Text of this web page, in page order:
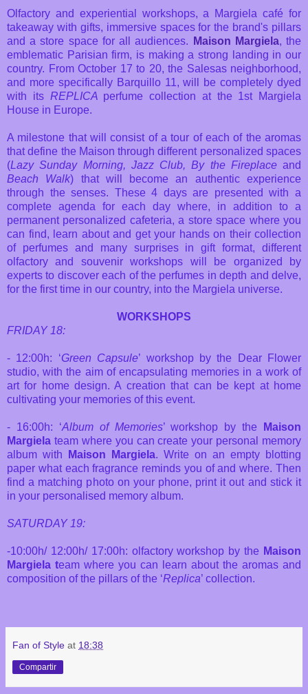
Olfactory and experiential workshops, a Margiela café for
takeaway with gifts, immersive spaces for the brand's pillars
and a store space for all audiences.
Maison Margiela, the
emblematic Parisian firm, is making a strong landing in our
country. From October 17 to 20, the Salesas neighborhood,
and more specifically Barquillo 11, will be completely dyed
with its REPLICA perfume collection at the 1st Margiela
House in Europe.
A milestone that will consist of a tour of each of the aromas
that define the Maison through different personalized spaces
(Lazy Sunday Morning, Jazz Club, By the Fireplace and
Beach Walk) that will become an authentic experience
through the senses. These 4 days are presented with a
complete agenda for each day where, in addition to a
permanent personalized cafeteria, a store space where you
can find, learn about and get your hands on their collection
of perfumes and many surprises in gift format, different
olfactory and souvenir workshops will be organized by
experts to discover each of the perfumes in depth and delve,
for the first time in our country, into the Margiela universe.
WORKSHOPS
FRIDAY 18:
- 12:00h: ‘Green Capsule’ workshop by the Dear Flower
studio, with the aim of encapsulating memories in a work of
art for home design. A creation that can be kept at home
cultivating your memories of this event.
- 16:00h: ‘Album of Memories’ workshop by the
Maison
Margiela team where you can create your personal memory
album with
Maison Margiela. Write on an empty blotting
paper what each fragrance reminds you of and where. Then
find a matching photo on your phone, print it out and stick it
in your personalised memory album.
SATURDAY 19:
-10:00h/ 12:00h/ 17:00h: olfactory workshop by the Maison
Margiela team where you can learn about the aromas and
composition of the pillars of the ‘Replica’ collection.
Fan of Style at 18:38
Compartir